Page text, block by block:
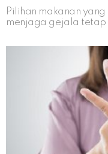
Pilihan makanan
menjaga gejala